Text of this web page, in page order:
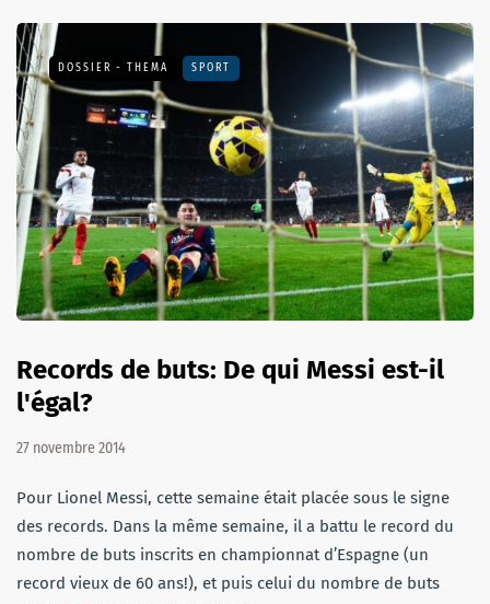
DOSSIER - THEMA SPORT
Records de buts: De qui Messi est-il
l'égal?
27 novembre 2014
Pour Lionel Messi, cette semaine était placée sous le signe
des records. Dans la même semaine, il a battu le record du
nombre de buts inscrits en championnat d’Espagne (un
record vieux de 60 ans!), et puis celui du nombre de buts